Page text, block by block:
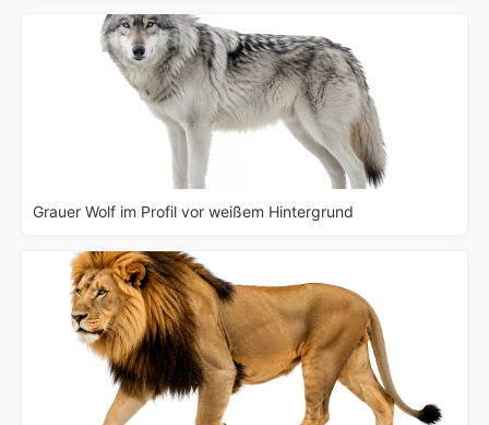
Grauer Wolf im Profil vor weißem Hintergrund